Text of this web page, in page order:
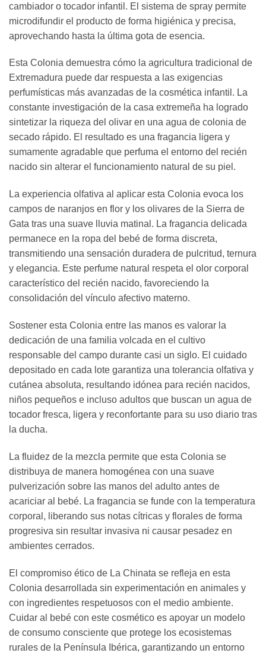
cambiador o tocador infantil. El sistema de spray permite
microdifundir el producto de forma higiénica y precisa,
aprovechando hasta la última gota de esencia.
Esta Colonia demuestra cómo la agricultura tradicional de
Extremadura puede dar respuesta a las exigencias
perfumísticas más avanzadas de la cosmética infantil. La
constante investigación de la casa extremeña ha logrado
sintetizar la riqueza del olivar en una agua de colonia de
secado rápido. El resultado es una fragancia ligera y
sumamente agradable que perfuma el entorno del recién
nacido sin alterar el funcionamiento natural de su piel.
La experiencia olfativa al aplicar esta Colonia evoca los
campos de naranjos en flor y los olivares de la Sierra de
Gata tras una suave lluvia matinal. La fragancia delicada
permanece en la ropa del bebé de forma discreta,
transmitiendo una sensación duradera de pulcritud, ternura
y elegancia. Este perfume natural respeta el olor corporal
característico del recién nacido, favoreciendo la
consolidación del vínculo afectivo materno.
Sostener esta Colonia entre las manos es valorar la
dedicación de una familia volcada en el cultivo
responsable del campo durante casi un siglo. El cuidado
depositado en cada lote garantiza una tolerancia olfativa y
cutánea absoluta, resultando idónea para recién nacidos,
niños pequeños e incluso adultos que buscan un agua de
tocador fresca, ligera y reconfortante para su uso diario tras
la ducha.
La fluidez de la mezcla permite que esta Colonia se
distribuya de manera homogénea con una suave
pulverización sobre las manos del adulto antes de
acariciar al bebé. La fragancia se funde con la temperatura
corporal, liberando sus notas cítricas y florales de forma
progresiva sin resultar invasiva ni causar pesadez en
ambientes cerrados.
El compromiso ético de La Chinata se refleja en esta
Colonia desarrollada sin experimentación en animales y
con ingredientes respetuosos con el medio ambiente.
Cuidar al bebé con este cosmético es apoyar un modelo
de consumo consciente que protege los ecosistemas
rurales de la Península Ibérica, garantizando un entorno